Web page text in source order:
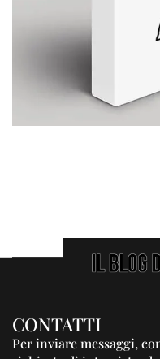
CONTATTI
Per inviare messaggi,